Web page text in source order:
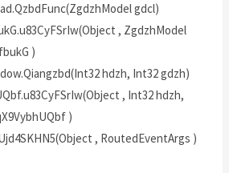
gdcl)
, ZgdzhModel
)
hdzh, Int32 gdzh)
, Int32 hdzh,
)
, RoutedEventArgs )